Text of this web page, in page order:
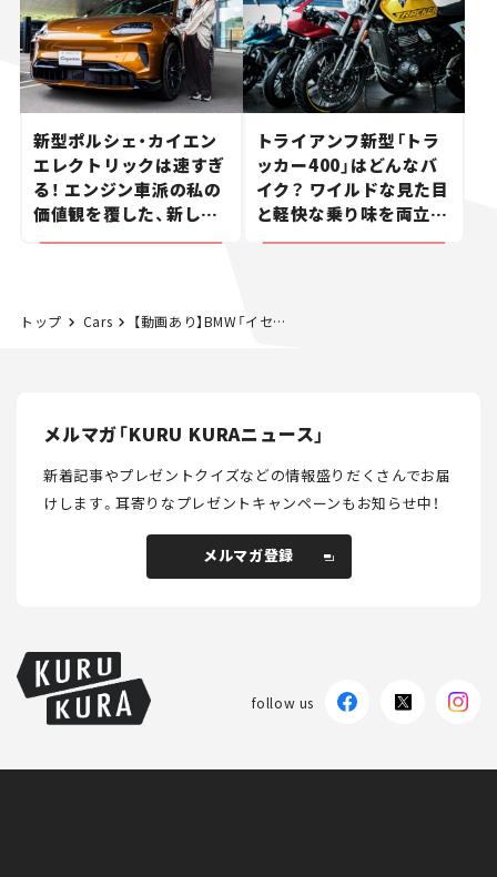
新型ポルシェ・カイエン
エレクトリックは速すぎ
る！ エンジン車派の私の
価値観を覆した、新しい
ポルシェの走り。
トライアンフ新型「トラ
ッカー400」はどんなバ
イク？ ワイルドな見た目
と軽快な乗り味を両立し
た400ccフラットトラッ
トップ Cars 【動画あり】BMW「イセッタ300」vsメッサーシュミット「KR175」バブルカー乗り比べ
メルマガ「KURU KURAニュース」
新着記事やプレゼントクイズなどの情報盛りだくさんでお届
けします。耳寄りなプレゼントキャンペーンもお知らせ中！
メルマガ登録
follow us